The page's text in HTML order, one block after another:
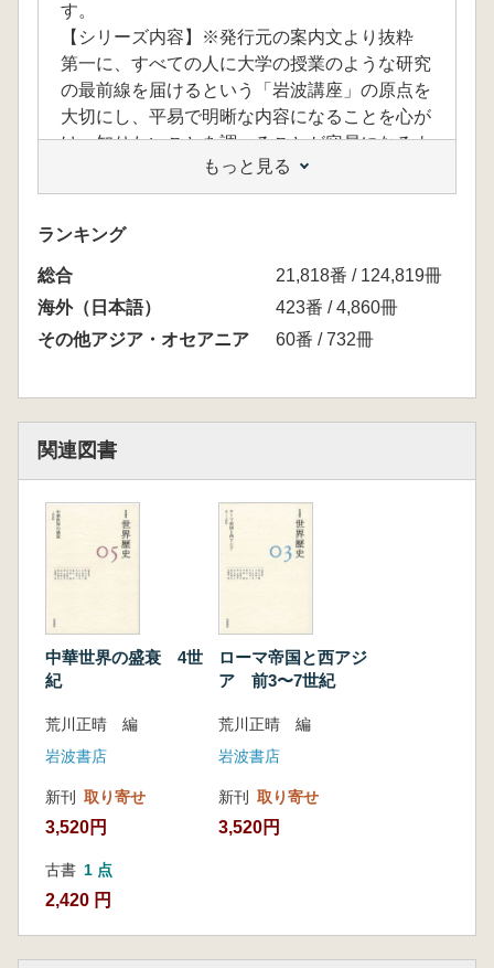
す。
【シリーズ内容】※発行元の案内文より抜粋
第一に、すべての人に大学の授業のような研究
の最前線を届けるという「岩波講座」の原点を
大切にし、平易で明晰な内容になることを心が
け、知りたいことを調べることが容易になるよ
うに各巻が対象とする地域と時代をマトリクス
によって示せるようにしました。その際、地域
というもの自体が歴史的に変遷してきたことを
見つめるとともに、従来のシリーズで視野の外
におかれがちであったアフリカやオセアニアの
歴史についても目配りをしました。第二に、グ
ローバル・ヒストリーなどの世界の構造的把握
について、それぞれの巻の論文が重視するよう
地域横断的に見る構成にしています。第三に、
文から構成されています。対象地域・時代の通
史を描く「展望」論文、通史の中で特に問題と
なるテーマを掘り下げる「問題群」論文、さら
論文です。第四に、歴史像を深めていくと同時
に歴史を描く主体のありようを問い直すため
に、ジェンダーや文化の視点、マイノリティヘ
握を各巻で大切にするようにしました。第五
に、高等学校をはじめとする歴史教育や市民の
意識しました。各巻で歴史を分析する視点を明
示したり、輻広い読者を意識したコラムを配置
したりしています。
もっと見る
ランキング
総合
21,818番 / 124,819冊
海外（日本語）
423番 / 4,860冊
その他アジア・オセアニア
60番 / 732冊
関連図書
中華世界の盛衰 4世
紀
荒川正晴 編
岩波書店
新刊 取り寄せ
3,520円
古書 1 点
2,420 円
ローマ帝国と西アジ
ア 前3〜7世紀
荒川正晴 編
岩波書店
新刊 取り寄せ
3,520円